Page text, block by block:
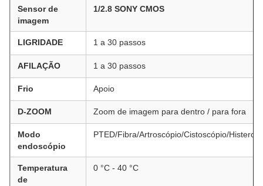
Sensor de
imagem
1/2.8 SONY CMOS
LIGRIDADE 1 a 30 passos
AFILAÇÃO 1 a 30 passos
Frio Apoio
D-ZOOM Zoom de imagem para dentro / para fora
Modo
endoscópio
PTED/Fibra/Artroscópio/Cistoscópio/
Temperatura
de
0 °C - 40 °C